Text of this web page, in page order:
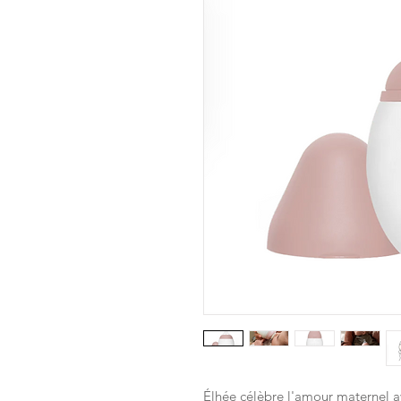
Élhée célèbre l'amour maternel